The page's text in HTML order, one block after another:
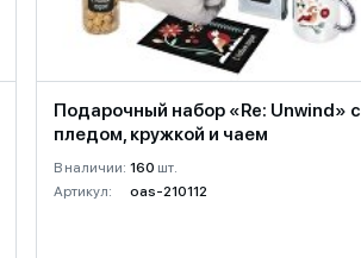
Подарочный набор «Re: Unwind» с
пледом, кружкой и чаем
В наличии: 160 шт.
Артикул:
oas-210112